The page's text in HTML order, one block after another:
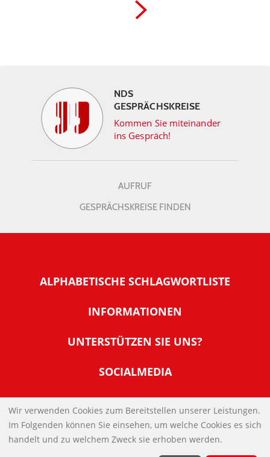
NDS
GESPRÄCHSKREISE
Kommen Sie miteinander
ins Gespräch!
AUFRUF
GESPRÄCHSKREISE FINDEN
ALPHABETISCHE SCHLAGWORTLISTE
INFORMATIONEN
Warum NachDenkSeiten
Tipps zur Nutzung der NachDenkSeiten
Banner und E-Mail-Signaturen
Links
Kontakt
UNTERSTÜTZEN SIE UNS?
Werden Sie Fördermitglied
Spenden Sie Online
SOCIALMEDIA
IMPRESSUM
DATENSCHUTZERKLÄRUNG
Wir verwenden Cookies zum Bereitstellen unserer Leistungen.
Im Folgenden können Sie einsehen, um welche Cookies es sich
handelt und zu welchem Zweck sie erhoben werden.